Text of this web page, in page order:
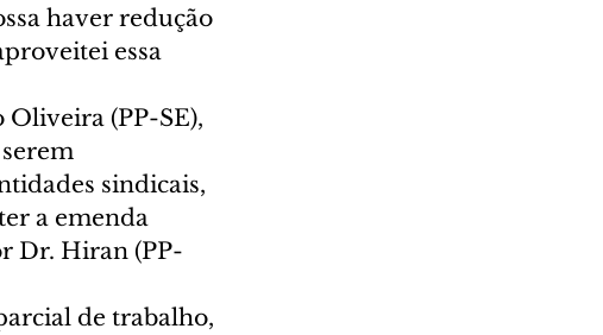
haver redução
essa
(PP-SE),
sindicais,
a emenda
Dr. Hiran (PP-
de trabalho,